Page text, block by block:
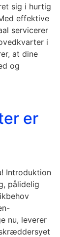
sig i hurtig
effektive
servicerer
i
at dine
og
er
Introduktion
pålidelig
nu, leverer